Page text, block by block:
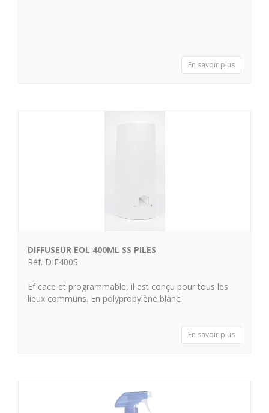
En savoir plus
DIFFUSEUR EOL 400ML SS PILES
Réf. DIF400S
Ef cace et programmable, il est conçu pour tous les
lieux communs. En polypropylène blanc.
En savoir plus